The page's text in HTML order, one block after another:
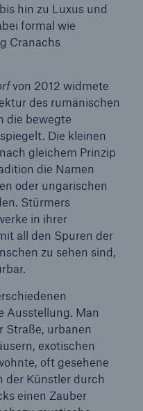
hin zu Luxus und
formal wie
Cranachs
von 2012 widmete
des rumänischen
die bewegte
Die kleinen
gleichem Prinzip
die Namen
oder ungarischen
Stürmers
in ihrer
all den Spuren der
zu sehen sind,
Ausstellung. Man
Straße, urbanen
exotischen
oft gesehene
der Künstler durch
einen Zauber
leistungsfähigen
bis zur
BU-